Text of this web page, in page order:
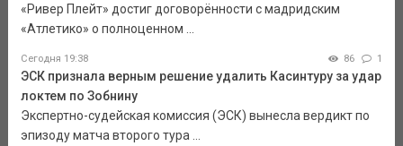
«Ривер Плейт» достиг договорённости с мадридским
«Атлетико» о полноценном ...
Сегодня 19:38 86 1
ЭСК признала верным решение удалить Касинтуру за удар
локтем по Зобнину
Экспертно-судейская комиссия (ЭСК) вынесла вердикт по
эпизоду матча второго тура ...